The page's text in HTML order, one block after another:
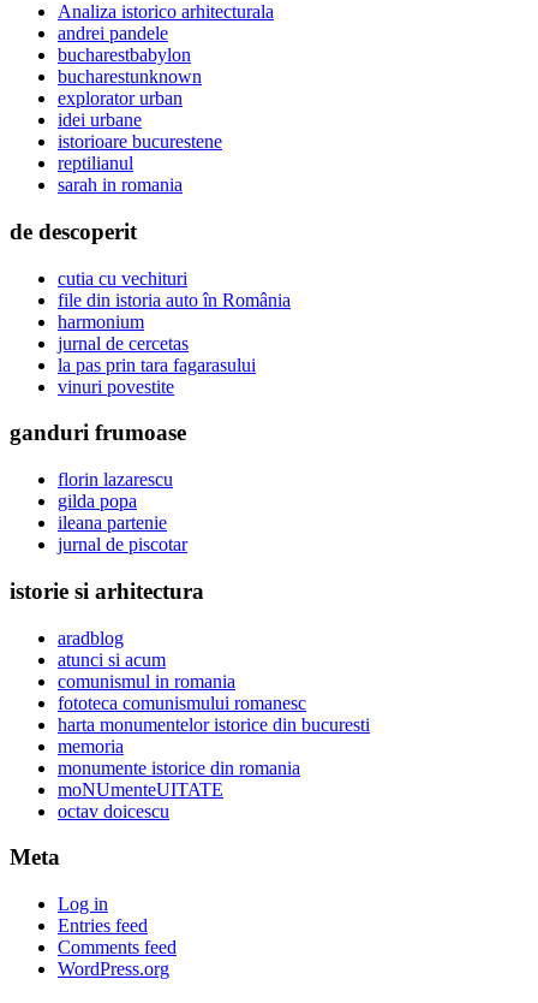
Analiza istorico arhitecturala
andrei pandele
bucharestbabylon
bucharestunknown
explorator urban
idei urbane
istorioare bucurestene
reptilianul
sarah in romania
de descoperit
cutia cu vechituri
file din istoria auto în România
harmonium
jurnal de cercetas
la pas prin tara fagarasului
vinuri povestite
ganduri frumoase
florin lazarescu
gilda popa
ileana partenie
jurnal de piscotar
istorie si arhitectura
aradblog
atunci si acum
comunismul in romania
fototeca comunismului romanesc
harta monumentelor istorice din bucuresti
memoria
monumente istorice din romania
moNUmenteUITATE
octav doicescu
Meta
Log in
Entries feed
Comments feed
WordPress.org